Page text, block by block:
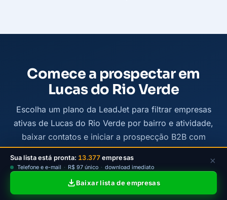
Comece a prospectar em
Lucas do Rio Verde
Escolha um plano da LeadJet para filtrar empresas
ativas de Lucas do Rio Verde por bairro e atividade,
baixar contatos e iniciar a prospecção B2B com
mais clareza.
Ver planos disponíveis
Sua lista está pronta: 13.377empresas
Telefone e e-mail · R$ 97 único · download imediato
Baixar lista de empresas
×